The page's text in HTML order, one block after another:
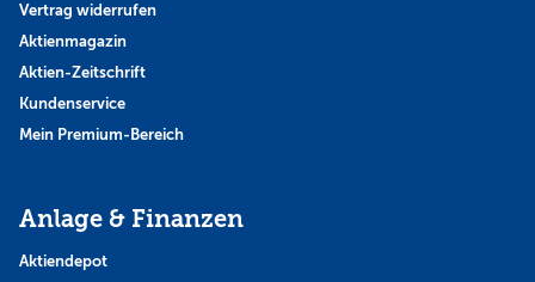
Vertrag widerrufen
Aktienmagazin
Aktien-Zeitschrift
Kundenservice
Mein Premium-Bereich
Anlage & Finanzen
Aktiendepot